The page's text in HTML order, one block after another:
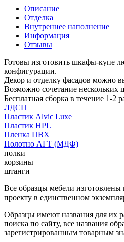
Описание
Отделка
Внутреннее наполнение
Информация
Отзывы
Готовы изготовить шкафы-купе
конфигурации.
Декор и отделку фасадов можно
Возможно сочетание нескольких
Бесплатная сборка в течение 1-2
ЛДСП
Пластик Alvic Luxe
Пластик HPL
Пленка ПВХ
Полотно АГТ (МДФ)
полки
корзины
штанги
Все образцы мебели
проекту в единственном
Образцы имеют названия для их
поиска по сайту, все названия
зарегистрированным товарным